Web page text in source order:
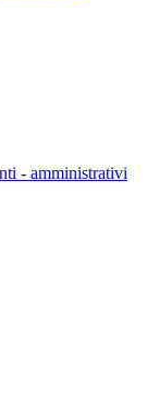
- amministrativi